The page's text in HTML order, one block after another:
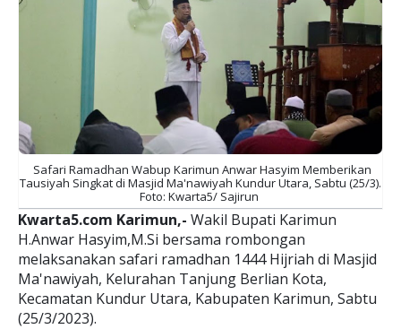
Safari Ramadhan Wabup Karimun Anwar Hasyim Memberikan
Tausiyah Singkat di Masjid Ma'nawiyah Kundur Utara, Sabtu (25/3).
Foto: Kwarta5/ Sajirun
Kwarta5.com Karimun,- Wakil Bupati Karimun
H.Anwar Hasyim,M.Si bersama rombongan
melaksanakan safari ramadhan 1444 Hijriah di Masjid
Ma'nawiyah, Kelurahan Tanjung Berlian Kota,
Kecamatan Kundur Utara, Kabupaten Karimun, Sabtu
(25/3/2023).